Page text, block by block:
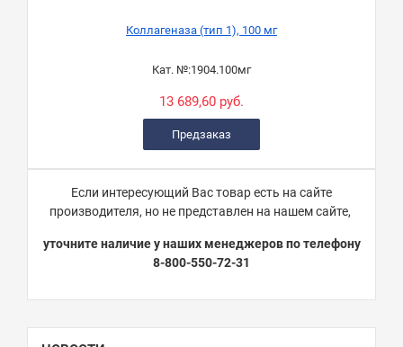
Коллагеназа (тип 1), 100 мг
Кат. №:1904.100мг
13 689,60 руб.
Предзаказ
Если интересующий Вас товар есть на сайте
производителя, но не представлен на нашем сайте,
уточните наличие у наших менеджеров по телефону
8-800-550-72-31